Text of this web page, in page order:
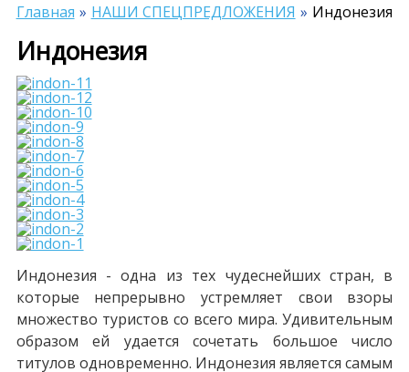
Главная НАШИ СПЕЦПРЕДЛОЖЕНИЯ Индонезия
Индонезия
Индонезия - одна из тех чудеснейших стран, в
которые непрерывно устремляет свои взоры
множество туристов со всего мира. Удивительным
образом ей удается сочетать большое число
титулов одновременно. Индонезия является самым